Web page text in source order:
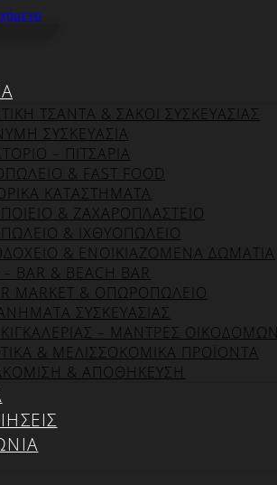
ΤΣΑΝΤΑ & ΣΑΚΟΙ ΣΥΣΚΕΥΑΣΙΑΣ
ΣΥΣΚΕΥΑΣΊΑ
– ΠΙΤΣΑΡΙΑ
& FAST FOOD
ΚΑΤΑΣΤΗΜΑΤΑ
& ΖΑΧΑΡΟΠΛΑΣΤΕΙΟ
& ΙΧΘΥΟΠΩΛΕΙΟ
& ΕΝΟΙΚΙΑΖΟΜΕΝΑ ΔΩΜΑΤΙΑ
– BAR & BEACH BAR
MARKET & ΟΠΩΡΟΠΩΛΕΙΟ
ΣΥΣΚΕΥΑΣΙΑΣ
ΚΙΓΚΑΛΕΡΙΑΣ – ΜΑΝΤΡΕΣ
& ΜΕΛΙΣΣΟΚΟΜΙΚΑ ΠΡΟΪΟΝΤΑ
& ΑΠΟΘΗΚΕΥΣΗ